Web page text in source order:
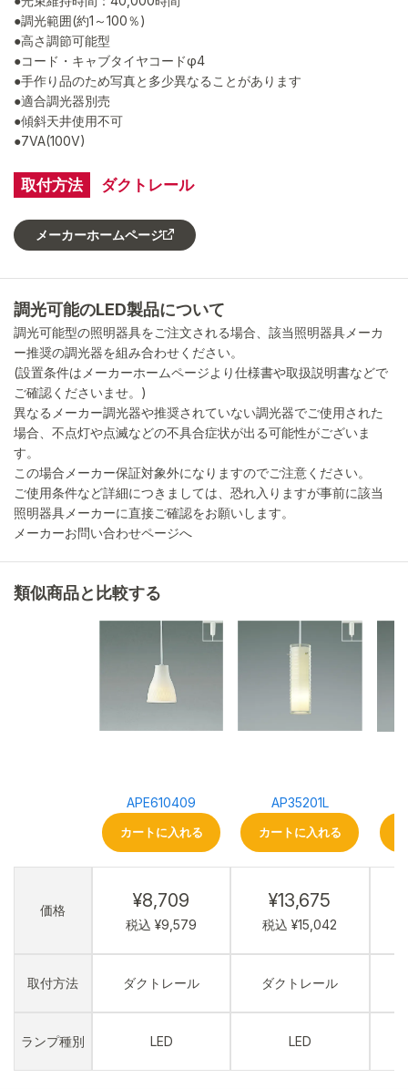
取付方法 ダクトレール
●調光範囲(約1～100％)
●高さ調節可能型
●コード・キャブタイヤコードφ4
●手作り品のため写真と多少異なることがあります
●適合調光器別売
●傾斜天井使用不可
●7VA(100V)
メーカーホームページ
調光可能のLED製品について
調光可能型の照明器具をご注文される場合、該当照明器具メーカ
ー推奨の調光器を組み合わせください。
(設置条件はメーカーホームページより仕様書や取扱説明書などで
ご確認くださいませ。)
異なるメーカー調光器や推奨されていない調光器でご使用された
場合、不点灯や点滅などの不具合症状が出る可能性がございま
す。
この場合メーカー保証対象外になりますのでご注意ください。
ご使用条件など詳細につきましては、恐れ入りますが事前に該当
照明器具メーカーに直接ご確認をお願いします。
メーカーお問い合わせページへ
類似商品と比較する
価格
取付方法
ランプ種別
APE610409
カートに入れる
¥8,709
税込 ¥9,579
ダクトレール
LED
AP35201L
カートに入れる
¥13,675
税込 ¥15,042
ダクトレール
LED